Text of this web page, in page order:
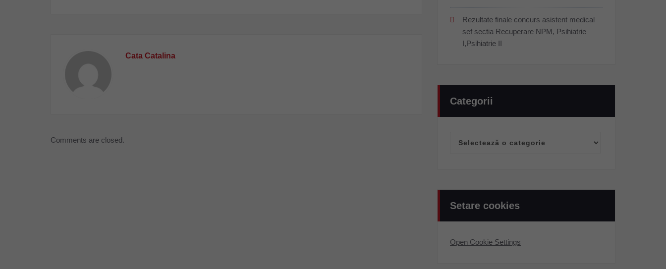
Cata Catalina
Comments are closed.
Rezultate finale concurs asistent medical
sef sectia Recuperare NPM, Psihiatrie
I,Psihiatrie II
Categorii
Setare cookies
Open Cookie Settings